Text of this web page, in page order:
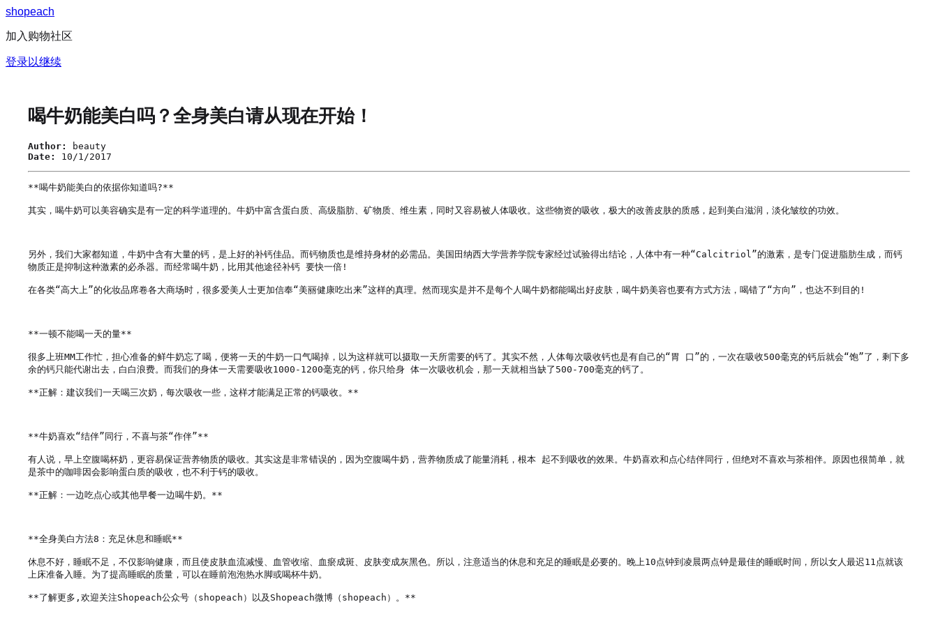
shopeach
加入购物社区
登录以继续
喝牛奶能美白吗？全身美白请从现在开始！
Author:
beauty
Date:
10/1/2017
**喝牛奶能美白的依据你知道吗?**
其实，喝牛奶可以美容确实是有一定的科学道理的。牛奶中富含蛋白质、高级脂肪、矿物质、维生素，同时又容易被人体吸收。这些物资的吸收，极大的改善皮肤的质感，起到美白滋润，淡化皱纹的功效。
另外，我们大家都知道，牛奶中含有大量的钙，是上好的补钙佳品。而钙物质也是维持身材的必需品。美国田纳西大学营养学院专家经过试验得出结论，人体中有一种“Calcitriol”的激素，是专门促进脂肪生成，而钙
物质正是抑制这种激素的必杀器。而经常喝牛奶，比用其他途径补钙 要快一倍!
在各类“高大上”的化妆品席卷各大商场时，很多爱美人士更加信奉“美丽健康吃出来”这样的真理。然而现实是并不是每个人喝牛奶都能喝出好皮肤，喝牛奶美容也要有方式方法，喝错了“方向”，也达不到目的!
**一顿不能喝一天的量**
很多上班MM工作忙，担心准备的鲜牛奶忘了喝，便将一天的牛奶一口气喝掉，以为这样就可以摄取一天所需要的钙了。其实不然，人体每次吸收钙也是有自己的“胃 口”的，一次在吸收500毫克的钙后就会“饱”了，剩下多
余的钙只能代谢出去，白白浪费。而我们的身体一天需要吸收1000-1200毫克的钙，你只给身 体一次吸收机会，那一天就相当缺了500-700毫克的钙了。
**正解：建议我们一天喝三次奶，每次吸收一些，这样才能满足正常的钙吸收。**
**牛奶喜欢“结伴”同行，不喜与茶“作伴”**
有人说，早上空腹喝杯奶，更容易保证营养物质的吸收。其实这是非常错误的，因为空腹喝牛奶，营养物质成了能量消耗，根本 起不到吸收的效果。牛奶喜欢和点心结伴同行，但绝对不喜欢与茶相伴。原因也很简单，就
是茶中的咖啡因会影响蛋白质的吸收，也不利于钙的吸收。
**正解：一边吃点心或其他早餐一边喝牛奶。**
**全身美白方法8：充足休息和睡眠**
休息不好，睡眠不足，不仅影响健康，而且使皮肤血流减慢、血管收缩、血瘀成斑、皮肤变成灰黑色。所以，注意适当的休息和充足的睡眠是必要的。晚上10点钟到凌晨两点钟是最佳的睡眠时间，所以女人最迟11点就该
上床准备入睡。为了提高睡眠的质量，可以在睡前泡泡热水脚或喝杯牛奶。
**了解更多,欢迎关注Shopeach公众号（shopeach）以及Shopeach微博（shopeach）。**